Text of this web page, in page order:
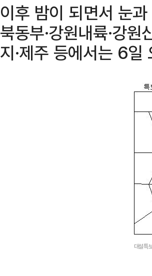
이후 밤이 되면서 눈
북동부·강원내륙·강원
지·제주 등에서는 6
대설특